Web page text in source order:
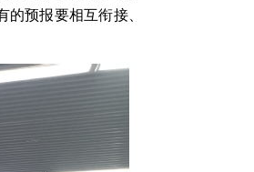
预报要相互衔接、